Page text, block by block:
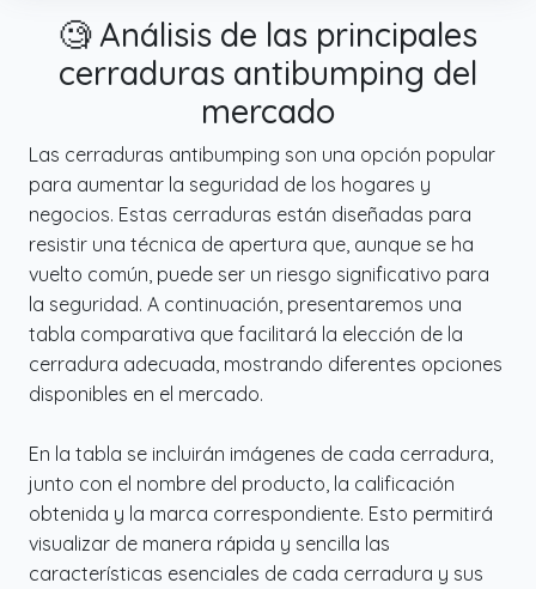
✔️ Amplia gama de adaptaciones: el cilindro
de la cerradura se puede adaptar a la
mayoría de los tipos de puertas, incluidas las
puertas de madera, las puertas metálicas,
las puertas de UPVC, las puertas interiores,
las puertas de entrada y la mayoría de las
puertas con bocallave.
🧐 Análisis de las principales
cerraduras antibumping del
mercado
Las cerraduras antibumping son una opción popular
para aumentar la seguridad de los hogares y
negocios. Estas cerraduras están diseñadas para
resistir una técnica de apertura que, aunque se ha
vuelto común, puede ser un riesgo significativo para
la seguridad. A continuación, presentaremos una
tabla comparativa que facilitará la elección de la
cerradura adecuada, mostrando diferentes opciones
disponibles en el mercado.
En la tabla se incluirán imágenes de cada cerradura,
junto con el nombre del producto, la calificación
obtenida y la marca correspondiente. Esto permitirá
visualizar de manera rápida y sencilla las
características esenciales de cada cerradura y sus